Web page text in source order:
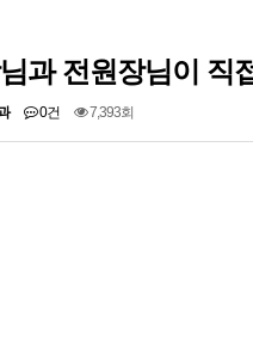
과 전원장님이 직
0건 7,393회